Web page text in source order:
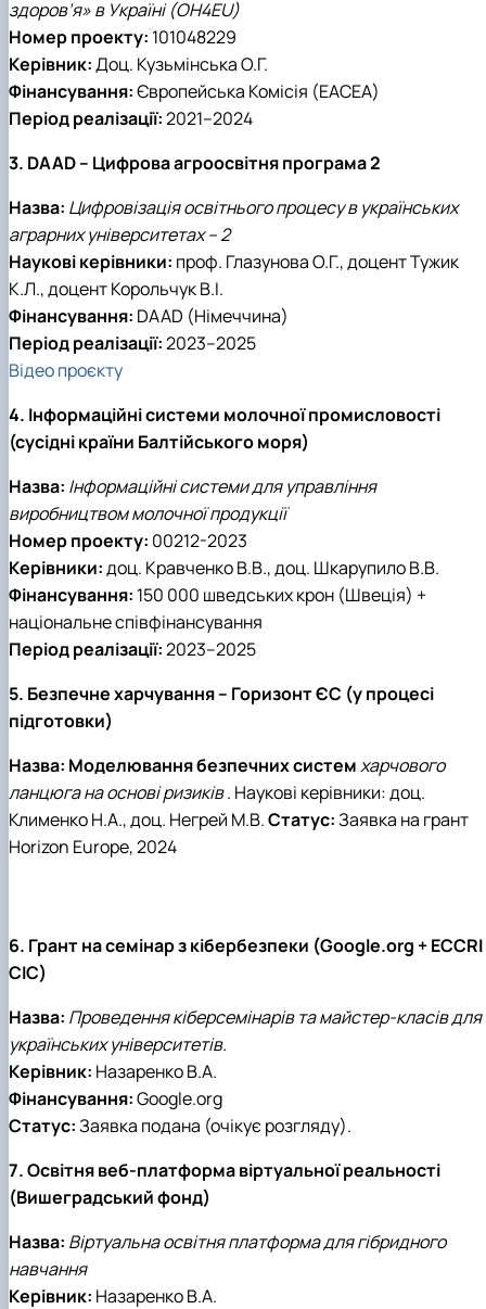
здоров’я» в Україні (OH4EU)
Номер проекту: 101048229
Керівник:Доц. Кузьмінська О.Г.
Фінансування:Європейська Комісія (EACEA)
Період реалізації:2021–2024
3. DAAD – Цифрова агроосвітня програма 2
Назва: Цифровізація освітнього процесу в українських
аграрних університетах – 2
Наукові керівники: проф. Глазунова О.Г., доцент Тужик
К.Л., доцент Корольчук В.І.
Фінансування: DAAD (Німеччина)
Період реалізації:2023–2025
Відео проєкту
4. Інформаційні системи молочної промисловості
(сусідні країни Балтійського моря)
Назва: Інформаційні системи для управління
виробництвом молочної продукції
Номер проекту: 00212-2023
Керівники:доц. Кравченко В.В., доц. Шкарупило В.В.
Фінансування: 150 000 шведських крон (Швеція) +
національне співфінансування
Період реалізації:2023–2025
5. Безпечне харчування – Горизонт ЄС (у процесі
підготовки)
Назва: Моделювання безпечних системхарчового
ланцюга на основі ризиків. Наукові керівники: доц.
Клименко Н.А., доц. Негрей М.В.Статус:Заявка на грант
Horizon Europe, 2024
6. Грант на семінар з кібербезпеки (Google.org + ECCRI
CIC)
Назва: Проведення кіберсемінарів та майстер-класів для
українських університетів.
Керівник: Назаренко В.А.
Фінансування:Google.org
Статус:Заявка подана (очікує розгляду).
7. Освітня веб-платформа віртуальної реальності
(Вишеградський фонд)
Назва: Віртуальна освітня платформа для гібридного
навчання
Керівник: Назаренко В.А.